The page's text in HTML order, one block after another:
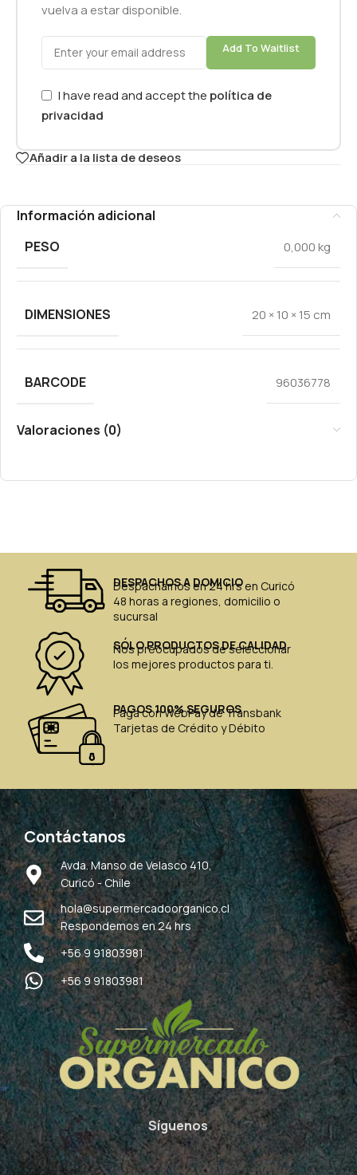
vuelva a estar disponible.
Add To Waitlist
I have read and accept the política de
privacidad
Añadir a la lista de deseos
Información adicional
PESO
0,000 kg
DIMENSIONES 20 × 10 × 15 cm
BARCODE 96036778
Valoraciones (0)
DESPACHOS A DOMICIO
Despachamos en 24 hrs en Curicó
48 horas a regiones, domicilio o
sucursal
SÓLO PRODUCTOS DE CALIDAD
Nos preocupados de seleccionar
los mejores productos para ti.
PAGOS 100% SEGUROS
Paga con WebPay de Transbank
Tarjetas de Crédito y Débito
Contáctanos
Avda. Manso de Velasco 410,
Curicó - Chile
hola@supermercadoorganico.cl
Respondemos en 24 hrs
+56 9 91803981
+56 9 91803981
Síguenos